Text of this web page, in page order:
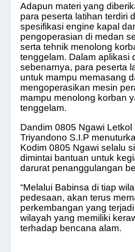
Adapun materi yang
para peserta latihan terdiri
spesifikasi engine kapal
pengoperasian di medan
serta tehnik menolong
tenggelam. Dalam aplikasi
sebenarnya, para peserta
untuk mampu memasang
mengoperasikan mesin
mampu menolong korban
tenggelam.
Dandim 0805 Ngawi Letkol
Triyandono S.I.P
Kodim 0805 Ngawi selalu
dimintai bantuan untuk
darurat penanggulangan
“Melalui Babinsa di tiap
pedesaan, akan terus
perkembangan yang
wilayah yang memiliki
terhadap bencana alam.